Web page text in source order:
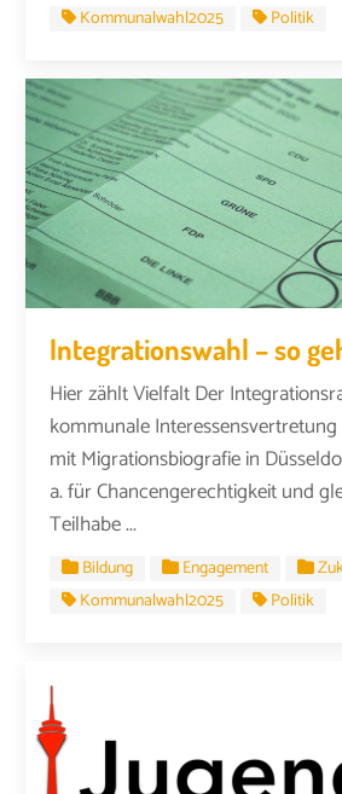
Kommunalwahl2025
Politik
Integrationswahl – so
Hier zählt Vielfalt Der
kommunale
mit Migrationsbiografie in
a. für Chancengerechtigkeit und
Teilhabe ...
Bildung Engagement
Kommunalwahl2025
Politik